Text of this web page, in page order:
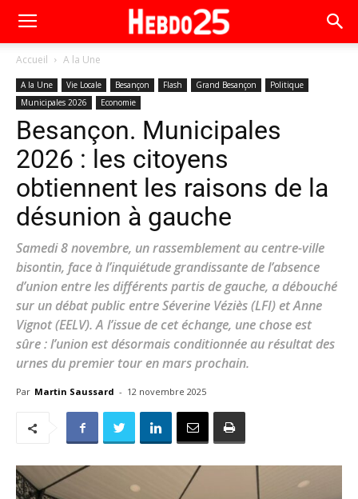
Accueil A la Une
A la Une Vie Locale Besançon Flash Grand Besançon
Politique
Municipales 2026
Economie
Besançon. Municipales
2026 : les citoyens
obtiennent les raisons de la
désunion à gauche
Samedi 8 novembre, un rassemblement au centre-ville
bisontin, face à l’inquiétude grandissante de l’absence
d’union entre les différents partis de gauche, a débouché
sur un débat public entre Séverine Véziès (LFI) et Anne
Vignot (EELV). A l’issue de cet échange, une chose est
sûre : l’union est désormais conditionnée au résultat des
urnes du premier tour en mars prochain.
Par Martin Saussard - 12 novembre 2025